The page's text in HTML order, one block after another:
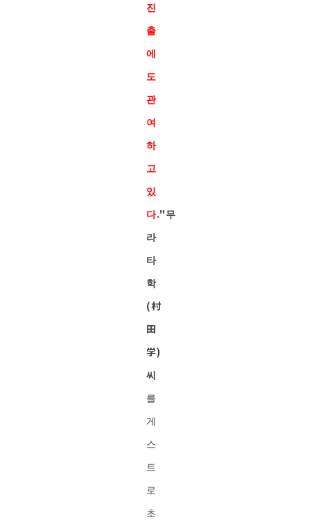
진
출
에
도
관
여
하
고
있
다."무
라
타
학
(村
田
学)
씨
를
게
스
트
로
초